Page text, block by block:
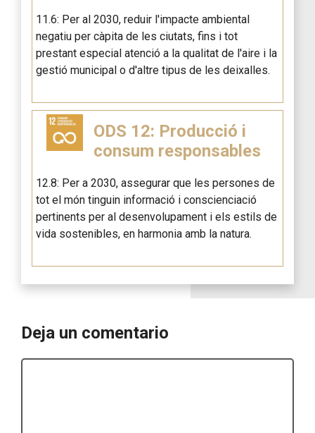
11.6: Per al 2030, reduir l'impacte ambiental
negatiu per càpita de les ciutats, fins i tot
prestant especial atenció a la qualitat de l'aire i la
gestió municipal o d'altre tipus de les deixalles.
ODS 12: Producció i
consum responsables
12.8: Per a 2030, assegurar que les persones de
tot el món tinguin informació i conscienciació
pertinents per al desenvolupament i els estils de
vida sostenibles, en harmonia amb la natura.
Deja un comentario